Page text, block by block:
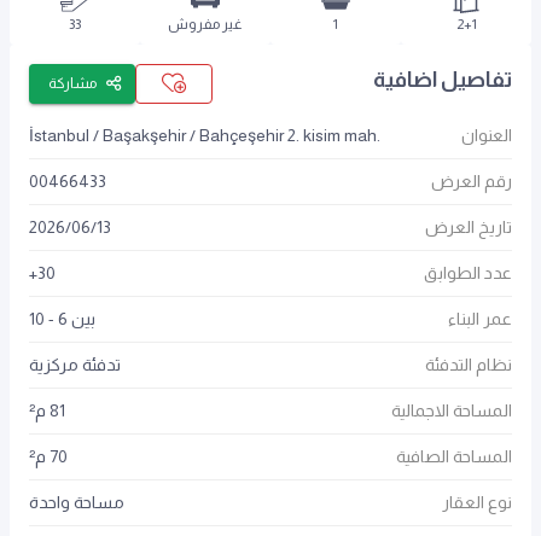
2+1
1 غير مفروش 33
تفاصيل اضافية مشاركة
العنوان İstanbul / Başakşehir / Bahçeşehir 2. kisim mah.
رقم العرض 00466433
تاريخ العرض 2026/06/13
عدد الطوابق 30+
عمر البناء بين 6 - 10
نظام التدفئة تدفئة مركزية
المساحة الاجمالية 81 م²
المساحة الصافية 70 م²
نوع العقار مساحة واحدة